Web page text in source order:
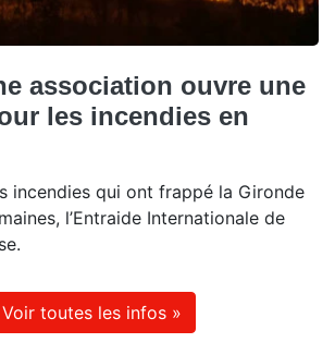
association ouvre une
les incendies en
incendies qui ont frappé la Gironde
l’Entraide Internationale de
Voir toutes les infos »